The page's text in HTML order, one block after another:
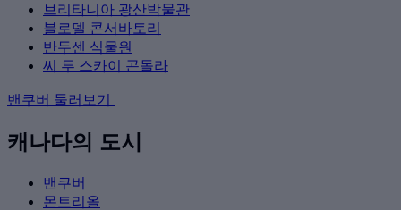
브리타니아 광산박물관
블로델 콘서바토리
반두센 식물원
씨 투 스카이 곤돌라
밴쿠버 둘러보기
캐나다의 도시
밴쿠버
몬트리올